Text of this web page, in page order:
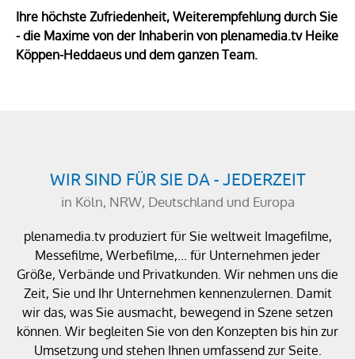
Ihre höchste Zufriedenheit, Weiterempfehlung durch Sie
- die Maxime von der Inhaberin von plenamedia.tv Heike
Köppen-Heddaeus und dem ganzen Team.
WIR SIND FÜR SIE DA - JEDERZEIT
in Köln, NRW, Deutschland und Europa
plenamedia.tv produziert für Sie weltweit Imagefilme,
Messefilme, Werbefilme,... für Unternehmen jeder
Größe, Verbände und Privatkunden. Wir nehmen uns die
Zeit, Sie und Ihr Unternehmen kennenzulernen. Damit
wir das, was Sie ausmacht, bewegend in Szene setzen
können. Wir begleiten Sie von den Konzepten bis hin zur
Umsetzung und stehen Ihnen umfassend zur Seite.